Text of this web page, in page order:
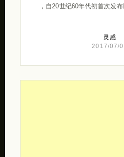
，自20世纪60年代初首次发
灵感
2017/07/